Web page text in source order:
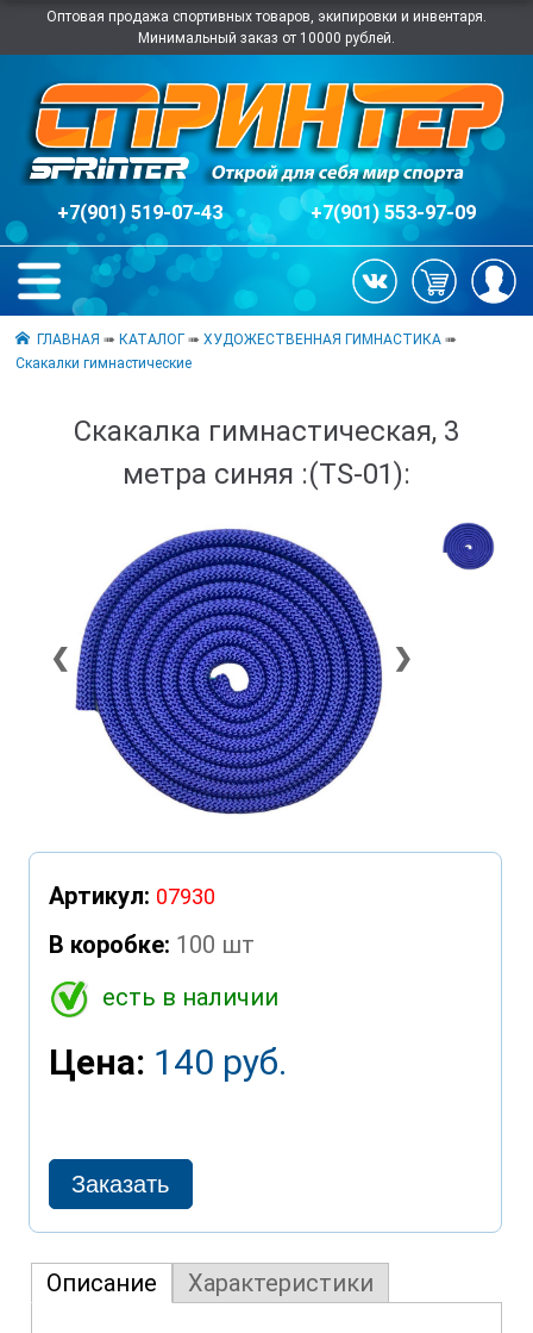
Оптовая продажа спортивных товаров, экипировки и инвентаря.
Минимальный заказ от 10000 рублей.
+7(901) 519-07-43 +7(901) 553-97-09
ГЛАВНАЯ ➠КАТАЛОГ ➠ХУДОЖЕСТВЕННАЯ ГИМНАСТИКА ➠
Скакалки гимнастические
Скакалка гимнастическая, 3
метра синяя :(TS-01):
❮ ❯
Артикул: 07930
В коробке: 100 шт
есть в наличии
Цена: 140 руб.
Описание Характеристики